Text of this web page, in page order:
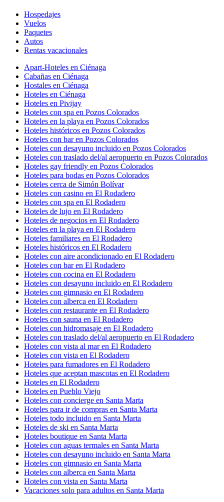
Hospedajes
Vuelos
Paquetes
Autos
Rentas vacacionales
Apart-Hoteles en Ciénaga
Cabañas en Ciénaga
Hostales en Ciénaga
Hoteles en Ciénaga
Hoteles en Pivijay
Hoteles con spa en Pozos Colorados
Hoteles en la playa en Pozos Colorados
Hoteles históricos en Pozos Colorados
Hoteles con bar en Pozos Colorados
Hoteles con desayuno incluido en Pozos Colorados
Hoteles con traslado del/al aeropuerto en Pozos Colorados
Hoteles gay friendly en Pozos Colorados
Hoteles para bodas en Pozos Colorados
Hoteles cerca de Simón Bolívar
Hoteles con casino en El Rodadero
Hoteles con spa en El Rodadero
Hoteles de lujo en El Rodadero
Hoteles de negocios en El Rodadero
Hoteles en la playa en El Rodadero
Hoteles familiares en El Rodadero
Hoteles históricos en El Rodadero
Hoteles con aire acondicionado en El Rodadero
Hoteles con bar en El Rodadero
Hoteles con cocina en El Rodadero
Hoteles con desayuno incluido en El Rodadero
Hoteles con gimnasio en El Rodadero
Hoteles con alberca en El Rodadero
Hoteles con restaurante en El Rodadero
Hoteles con sauna en El Rodadero
Hoteles con hidromasaje en El Rodadero
Hoteles con traslado del/al aeropuerto en El Rodadero
Hoteles con vista al mar en El Rodadero
Hoteles con vista en El Rodadero
Hoteles para fumadores en El Rodadero
Hoteles que aceptan mascotas en El Rodadero
Hoteles en El Rodadero
Hoteles en Pueblo Viejo
Hoteles con concierge en Santa Marta
Hoteles para ir de compras en Santa Marta
Hoteles todo incluido en Santa Marta
Hoteles de ski en Santa Marta
Hoteles boutique en Santa Marta
Hoteles con aguas termales en Santa Marta
Hoteles con desayuno incluido en Santa Marta
Hoteles con gimnasio en Santa Marta
Hoteles con alberca en Santa Marta
Hoteles con vista en Santa Marta
Vacaciones solo para adultos en Santa Marta